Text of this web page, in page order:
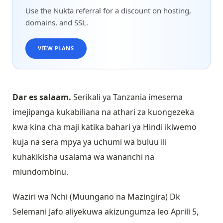
Use the Nukta referral for a discount on hosting,
domains, and SSL.
VIEW PLANS
Dar es salaam. Serikali ya Tanzania imesema
imejipanga kukabiliana na athari za kuongezeka
kwa kina cha maji katika bahari ya Hindi ikiwemo
kuja na sera mpya ya uchumi wa buluu ili
kuhakikisha usalama wa wananchi na
miundombinu.
Waziri wa Nchi (Muungano na Mazingira) Dk
Selemani Jafo aliyekuwa akizungumza leo Aprili 5,